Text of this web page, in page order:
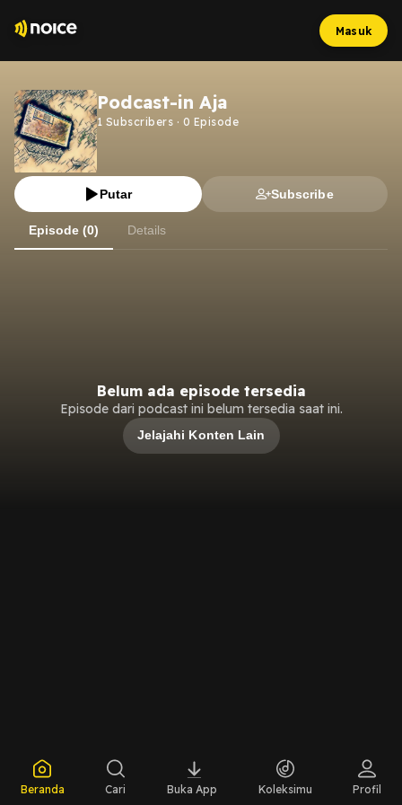
Masuk
Podcast-in Aja
1 Subscribers · 0 Episode
Putar Subscribe
Episode (0) Details
Belum ada episode tersedia
Episode dari podcast ini belum tersedia saat ini.
Jelajahi Konten Lain
Beranda Cari Buka App Koleksimu Profil